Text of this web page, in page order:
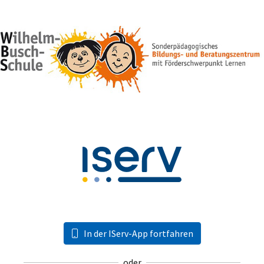
In der IServ-App fortfahren